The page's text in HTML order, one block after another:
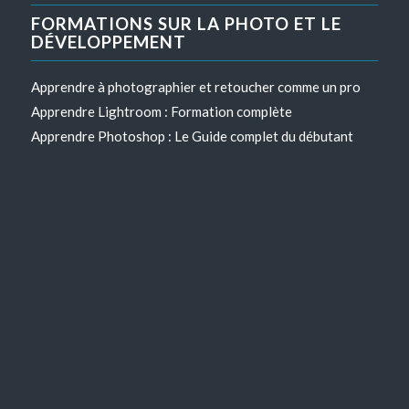
FORMATIONS SUR LA PHOTO ET LE
DÉVELOPPEMENT
Apprendre à photographier et retoucher comme un pro
Apprendre Lightroom : Formation complète
Apprendre Photoshop : Le Guide complet du débutant